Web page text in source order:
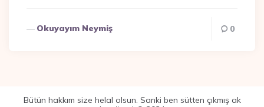
Okuyayım Neymiş 0
Bütün hakkım size helal olsun. Sanki ben sütten çıkmış ak